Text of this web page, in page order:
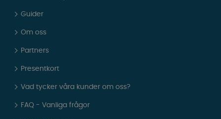
Guider
Om oss
Partners
Presentkort
Vad tycker våra kunder om oss?
FAQ - Vanliga frågor